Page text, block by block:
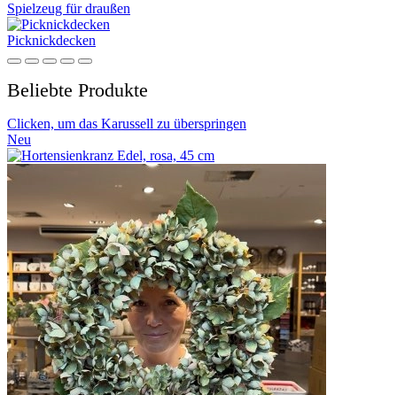
Spielzeug für draußen
Picknickdecken
Beliebte Produkte
Clicken, um das Karussell zu überspringen
Neu